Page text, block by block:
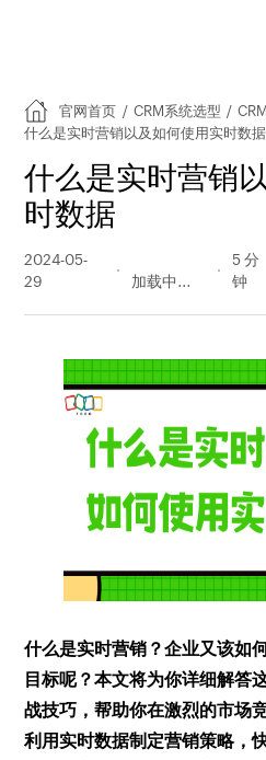
官网首页 / CRM系统选型 /
什么是实时营销以及如何使用实时数据
什么是实时营销
时数据
2024-05-
29
量
5 分
钟
什么是实时营销？企业又该如
目标呢？本文将为你详细解答
战技巧，帮助你在激烈的市场
利用实时数据制定营销策略，